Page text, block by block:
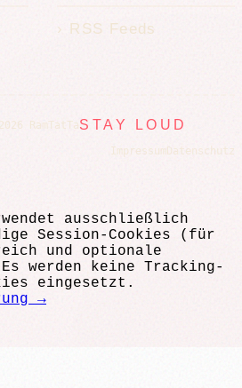
RSS Feeds
RamTatTaSTAY LOUD
Impressum Datenschutz
ausschließlich
Session-Cookies (für
und optionale
werden keine Tracking-
eingesetzt.
→